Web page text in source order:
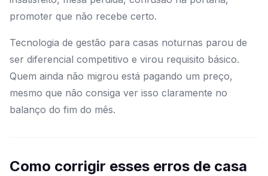
promoter que não recebe certo.
Tecnologia de gestão para casas noturnas parou de
ser diferencial competitivo e virou requisito básico.
Quem ainda não migrou está pagando um preço,
mesmo que não consiga ver isso claramente no
balanço do fim do mês.
Como corrigir esses erros de casa